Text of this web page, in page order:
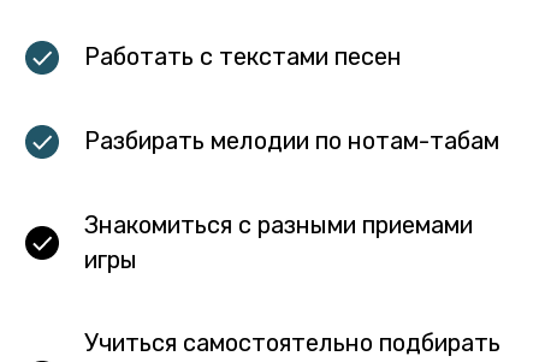
Работать с текстами песен
Разбирать мелодии по нотам-табам
Знакомиться с разными приемами
игры
Учиться самостоятельно подбирать